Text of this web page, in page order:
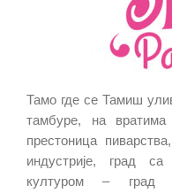
Тамо где се Тамиш
тамбуре, на
престоница
индустрије, град
културом – град